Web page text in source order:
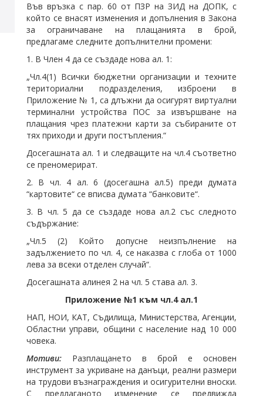
Във връзка с пар. 60 от ПЗР на ЗИД на ДОПК, с
който се внасят изменения и допълнения в Закона
за ограничаване на плащанията в брой,
предлагаме следните допълнителни промени:
1. В Члeн 4 да се създаде нова ал. 1:
„Чл.4(1) Всички бюджетни организации и техните
териториални подразделения, изброени в
Приложение № 1, са длъжни да осигурят виртуални
терминални устройства ПОС за извършване на
плащания чрез платежни карти за събираните от
тях приходи и други постъпления.“
Досегашната ал. 1 и следващите на чл.4 съответно
се преномерират.
2. В чл. 4 ал. 6 (досегашна ал.5) преди думата
“картовите“ се вписва думата “банковите“.
3. В чл. 5 да се създаде нова ал.2 със следното
съдържание:
„Чл.5 (2) Който допусне неизпълнение на
задължението по чл. 4, се наказва с глоба от 1000
лева за всеки отделен случай“.
Досегашната алинея 2 на чл. 5 става ал. 3.
Приложение №1 към чл.4 ал.1
НАП, НОИ, КАТ, Съдилища, Министерства, Агенции,
Областни управи, общини с население над 10 000
човека.
Мотиви: Разплащането в брой е основен
инструмент за укриване на данъци, реални размери
на трудови възнаграждения и осигурителни вноски.
С предлаганото изменение се предвижда